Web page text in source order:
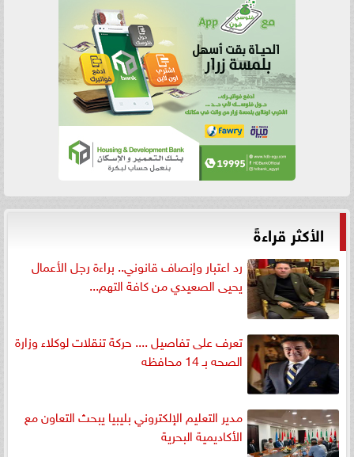
الأكثر قراءةً
رد اعتبار وإنصاف قانوني.. براءة رجل الأعمال
يحيى الصعيدي من كافة التهم...
تعرف على تفاصيل .... حركة تنقلات لوكلاء وزارة
الصحه بـ 14 محافظه
مدير التعليم الإلكتروني بليبيا يبحث التعاون مع
الأكاديمية البحرية